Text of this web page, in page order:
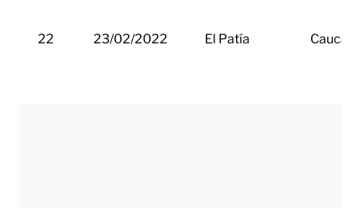
22 23/02/2022 El Patía Cauca